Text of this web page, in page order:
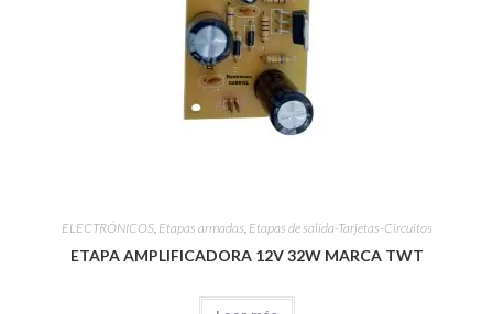
ELECTRÓNICOS, Etapas armadas, Etapas de salida-Tarjetas-Circuitos
ETAPA AMPLIFICADORA 12V 32W MARCA TWT